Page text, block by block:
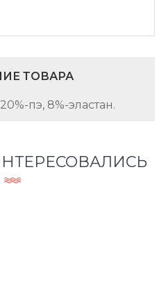
ТОВАРА
пэ, 8%-эластан.